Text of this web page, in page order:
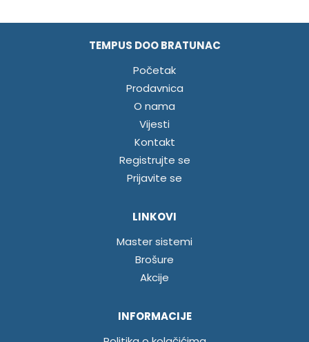
TEMPUS DOO BRATUNAC
Početak
Prodavnica
O nama
Vijesti
Kontakt
Registrujte se
Prijavite se
LINKOVI
Master sistemi
Brošure
Akcije
INFORMACIJE